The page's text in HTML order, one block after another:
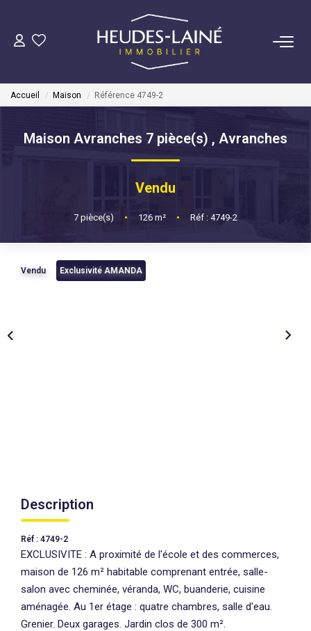
VENDRE
ACHETER
GÉRER
Accueil Maison Référence 4749-2
Maison Avranches 7 pièce(s) , Avranches
Vendu
7 pièce(s) • 126 m² • Réf : 4749-2
Vendu Exclusivité AMANDA
Description
Réf : 4749-2
EXCLUSIVITE : A proximité de l'école et des commerces,
maison de 126 m² habitable comprenant entrée, salle-
salon avec cheminée, véranda, WC, buanderie, cuisine
aménagée. Au 1er étage : quatre chambres, salle d'eau.
Grenier. Deux garages. Jardin clos de 300 m².